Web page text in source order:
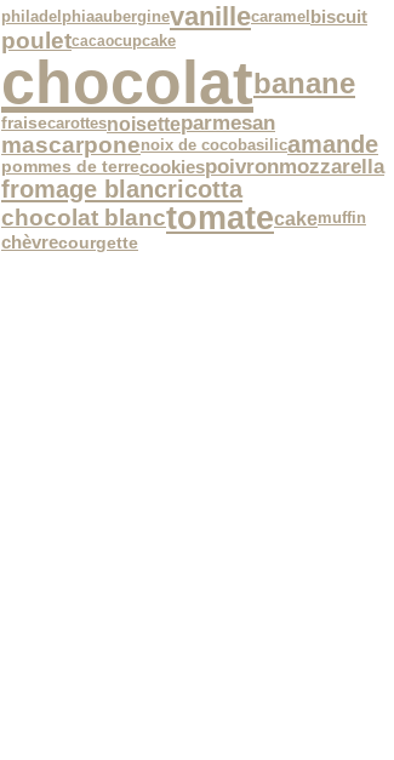
philadelphiaauberginevanillecaramel biscuit
pouletcacaocupcake
chocolatbanane
fraisecarottesnoisetteparmesan
mascarponenoix de cocobasilicamande
pommes de terrecookiespoivronmozzarella
fromage blancricotta
chocolat blanctomatecakemuffin
chèvrecourgette